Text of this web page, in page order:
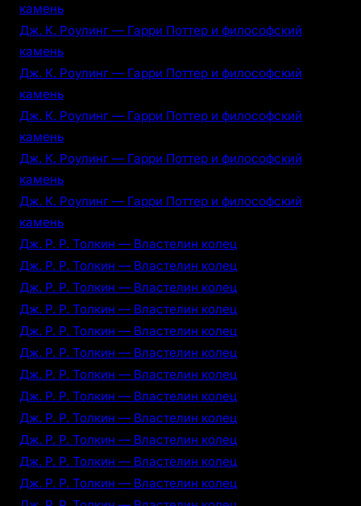
камень
Дж. К. Роулинг — Гарри Поттер и философский
камень
Дж. К. Роулинг — Гарри Поттер и философский
камень
Дж. К. Роулинг — Гарри Поттер и философский
камень
Дж. К. Роулинг — Гарри Поттер и философский
камень
Дж. К. Роулинг — Гарри Поттер и философский
камень
Дж. Р. Р. Толкин — Властелин колец
Дж. Р. Р. Толкин — Властелин колец
Дж. Р. Р. Толкин — Властелин колец
Дж. Р. Р. Толкин — Властелин колец
Дж. Р. Р. Толкин — Властелин колец
Дж. Р. Р. Толкин — Властелин колец
Дж. Р. Р. Толкин — Властелин колец
Дж. Р. Р. Толкин — Властелин колец
Дж. Р. Р. Толкин — Властелин колец
Дж. Р. Р. Толкин — Властелин колец
Дж. Р. Р. Толкин — Властелин колец
Дж. Р. Р. Толкин — Властелин колец